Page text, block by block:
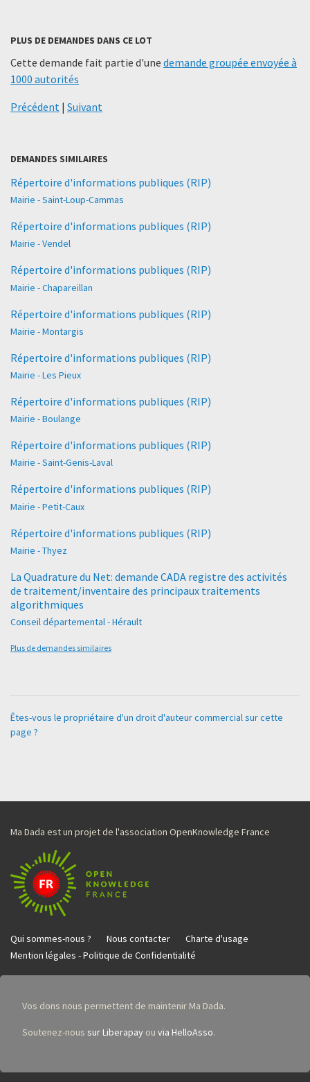
PLUS DE DEMANDES DANS CE LOT
Cette demande fait partie d'une demande groupée envoyée à
1000 autorités
Précédent | Suivant
DEMANDES SIMILAIRES
Répertoire d'informations publiques (RIP)
Mairie - Saint-Loup-Cammas
Répertoire d'informations publiques (RIP)
Mairie - Vendel
Répertoire d'informations publiques (RIP)
Mairie - Chapareillan
Répertoire d'informations publiques (RIP)
Mairie - Montargis
Répertoire d'informations publiques (RIP)
Mairie - Les Pieux
Répertoire d'informations publiques (RIP)
Mairie - Boulange
Répertoire d'informations publiques (RIP)
Mairie - Saint-Genis-Laval
Répertoire d'informations publiques (RIP)
Mairie - Petit-Caux
Répertoire d'informations publiques (RIP)
Mairie - Thyez
La Quadrature du Net: demande CADA registre des activités
de traitement/inventaire des principaux traitements
algorithmiques
Conseil départemental - Hérault
Plus de demandes similaires
Êtes-vous le propriétaire d'un droit d'auteur commercial sur cette
page ?
Ma Dada est un projet de l'association OpenKnowledge France
Qui sommes-nous ? Nous contacter
Charte d'usage
Mention légales - Politique de Confidentialité
Vos dons nous permettent de maintenir Ma Dada.
Soutenez-nous sur Liberapay ou via HelloAsso.